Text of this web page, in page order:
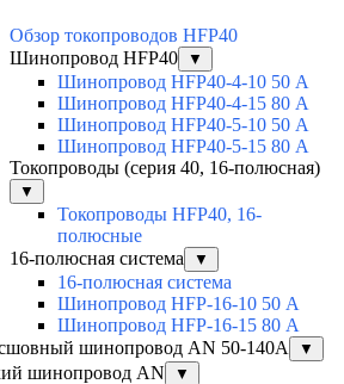
Обзор токопроводов HFP40
Шинопровод HFP40
▼
Шинопровод HFP40-4-10 50 А
Шинопровод HFP40-4-15 80 А
Шинопровод HFP40-5-10 50 А
Шинопровод HFP40-5-15 80 А
Токопроводы (серия 40, 16-полюсная)
▼
Токопроводы HFP40, 16-
полюсные
16-полюсная система
▼
16-полюсная система
Шинопровод HFP-16-10 50 А
Шинопровод HFP-16-15 80 А
шинопровод AN 50-140А
▼
шинопровод AN ▼